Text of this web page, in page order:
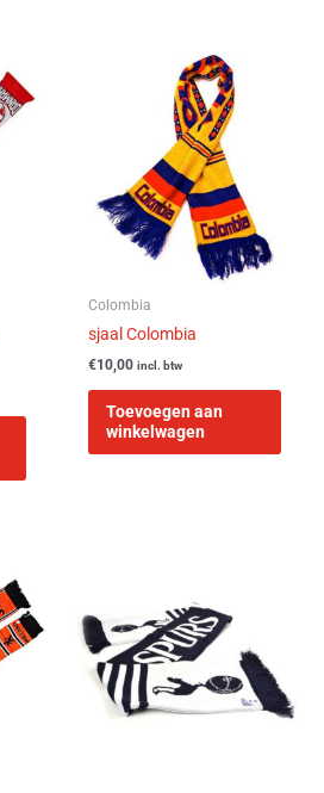
Colombia
sjaal Colombia
€10,00 incl. btw
Toevoegen aan
winkelwagen